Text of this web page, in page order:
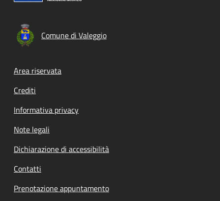
Comune di Valeggio
Footer menu
Area riservata
Crediti
Informativa privacy
Note legali
Dichiarazione di accessibilità
Contatti
Prenotazione appuntamento